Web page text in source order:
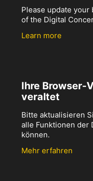
Please update
of the Digital
Learn more
Ihre Browser-
veraltet
Bitte aktualisieren
alle Funktionen der
können.
Mehr erfahren